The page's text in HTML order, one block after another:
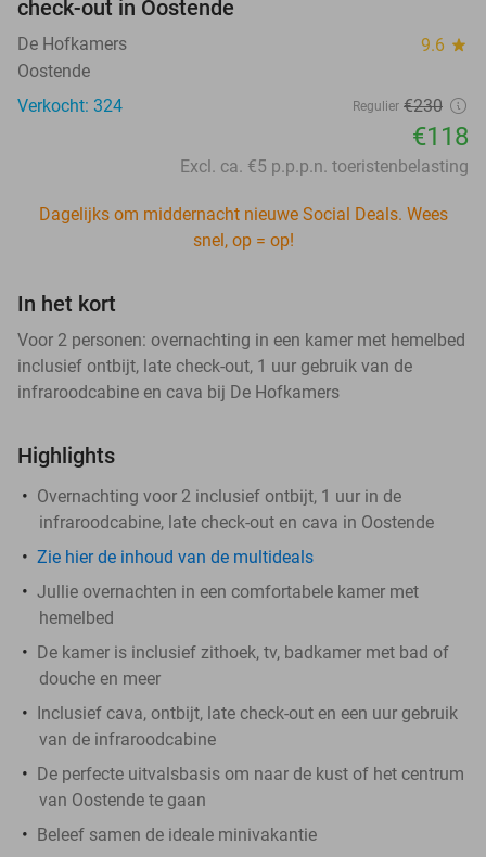
check-out in Oostende
De Hofkamers 9.6 star
Oostende
Verkocht: 324
Regulier €230
€118
Excl. ca. €5 p.p.p.n. toeristenbelasting
Dagelijks om middernacht nieuwe Social Deals. Wees
snel, op = op!
In het kort
Voor 2 personen: overnachting in een kamer met hemelbed
inclusief ontbijt, late check-out, 1 uur gebruik van de
infraroodcabine en cava bij De Hofkamers
Highlights
Overnachting voor 2 inclusief ontbijt, 1 uur in de
infraroodcabine, late check-out en cava in Oostende
Zie hier de inhoud van de multideals
Jullie overnachten in een comfortabele kamer met
hemelbed
De kamer is inclusief zithoek, tv, badkamer met bad of
douche en meer
Inclusief cava, ontbijt, late check-out en een uur gebruik
van de infraroodcabine
De perfecte uitvalsbasis om naar de kust of het centrum
van Oostende te gaan
Beleef samen de ideale minivakantie